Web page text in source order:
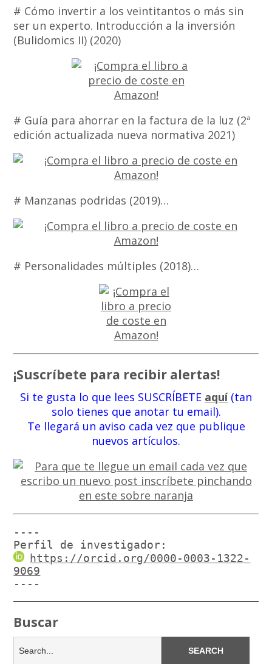
# Cómo invertir a los veintitantos o más sin
ser un experto. Introducción a la inversión
(Bulidomics II) (2020)
# Guía para ahorrar en la factura de la luz (2ª
edición actualizada nueva normativa 2021)
# Manzanas podridas (2019)…
# Personalidades múltiples (2018)…
¡Suscríbete para recibir alertas!
Si te gusta lo que lees SUSCRÍBETE aquí(tan
solo tienes que anotar tu email).
Te llegará un aviso cada vez que publique
nuevos artículos.
----
Perfil de investigador:
https://orcid.org/0000-0003-1322-
9069
----
Buscar